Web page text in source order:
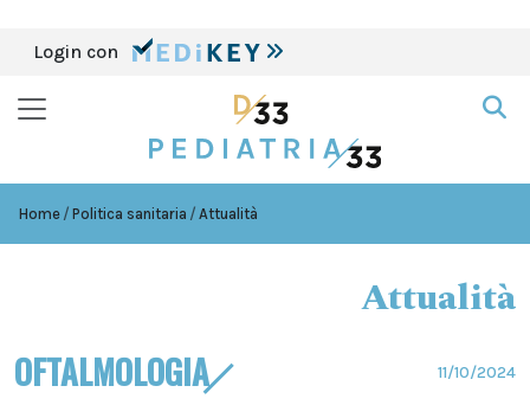
Login con
Home Politica sanitaria Attualità
Attualità
OFTALMOLOGIA 11/10/2024